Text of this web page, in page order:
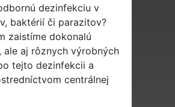
dezinfekciu v
baktérií či parazitov?
zaistíme dokonalú
aj rôznych výrobných
tejto dezinfekcii a
centrálnej